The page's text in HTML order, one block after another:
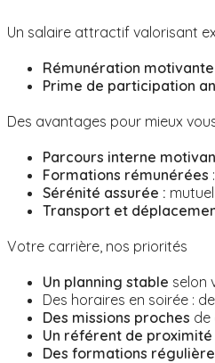
Un salaire attractif valorisant
Rémunération motivante
Prime de participation
Des avantages pour mieux
Parcours interne
Formations rémunérées
Sérénité assurée :
Transport et
Votre carrière, nos priorités
Un planning stable selon
Des horaires en soirée :
Des missions proches de
Un référent de proximité
Des formations